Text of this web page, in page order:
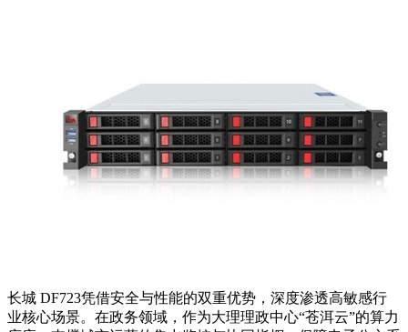
长城 DF723凭借安全与性能的双重优势，深度渗透高敏感行
业核心场景。在政务领域，作为大理理政中心“苍洱云”的算力